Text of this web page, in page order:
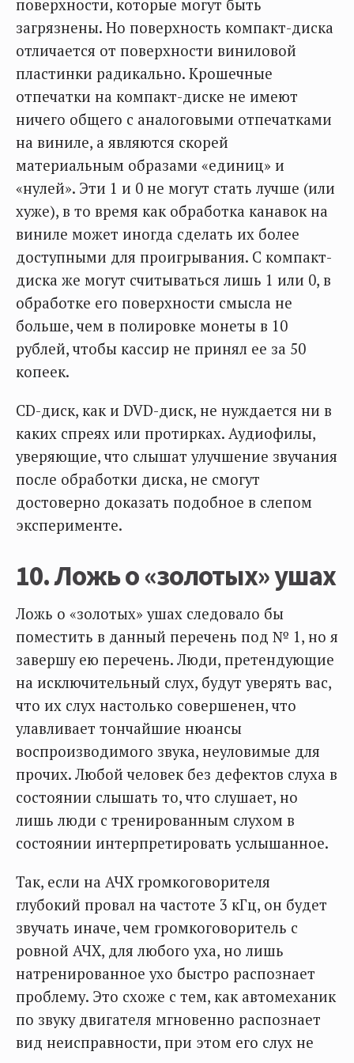
поверхности, которые могут быть
загрязнены. Но поверхность компакт-диска
отличается от поверхности виниловой
пластинки радикально. Крошечные
отпечатки на компакт-диске не имеют
ничего общего с аналоговыми отпечатками
на виниле, а являются скорей
материальным образами «единиц» и
«нулей». Эти 1 и 0 не могут стать лучше (или
хуже), в то время как обработка канавок на
виниле может иногда сделать их более
доступными для проигрывания. С компакт-
диска же могут считываться лишь 1 или 0, в
обработке его поверхности смысла не
больше, чем в полировке монеты в 10
рублей, чтобы кассир не принял ее за 50
копеек.
CD-диск, как и DVD-диск, не нуждается ни в
каких спреях или протирках. Аудиофилы,
уверяющие, что слышат улучшение звучания
после обработки диска, не смогут
достоверно доказать подобное в слепом
эксперименте.
10. Ложь о «золотых» ушах
Ложь о «золотых» ушах следовало бы
поместить в данный перечень под № 1, но я
завершу ею перечень. Люди, претендующие
на исключительный слух, будут уверять вас,
что их слух настолько совершенен, что
улавливает тончайшие нюансы
воспроизводимого звука, неуловимые для
прочих. Любой человек без дефектов слуха в
состоянии слышать то, что слушает, но
лишь люди с тренированным слухом в
состоянии интерпретировать услышанное.
Так, если на АЧХ громкоговорителя
глубокий провал на частоте 3 кГц, он будет
звучать иначе, чем громкоговоритель с
ровной АЧХ, для любого уха, но лишь
натренированное ухо быстро распознает
проблему. Это схоже с тем, как автомеханик
по звуку двигателя мгновенно распознает
вид неисправности, при этом его слух не